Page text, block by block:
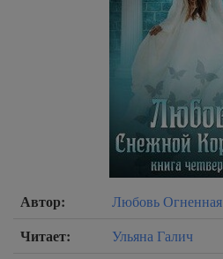
Автор: Любовь Огненная
Читает: Ульяна Галич